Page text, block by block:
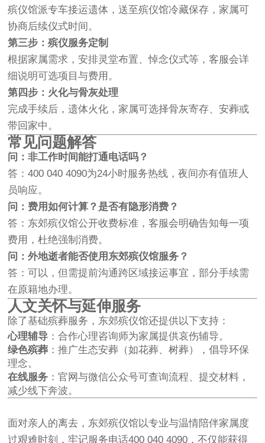
殡仪馆派专车接运遗体，送至殡仪馆冷藏保存，家属可
协商后续仪式时间。
第三步：殡仪服务定制
根据家属需求，安排灵堂布置、悼念仪式等，客服会详
细说明可选项目与费用。
第四步：火化与骨灰处理
完成手续后，遗体火化，家属可选择骨灰寄存、安葬或
带回家中。
常见问题解答
问：非工作时间能打通电话吗？
答：400 040 4090为24小时服务热线，夜间亦有值班人
员响应。
问：费用如何计算？是否有隐形消费？
答：东郊殡仪馆公开收费标准，客服会明确告知每一项
费用，杜绝强制消费。
问：外地逝者能否使用东郊殡仪馆服务？
答：可以，但需提前沟通跨区域接运事宜，部分手续需
在原籍地办理。
人文关怀与延伸服务
除了基础殡葬服务，东郊殡仪馆还提供以下支持：
心理辅导 ：合作心理咨询师为家属提供哀伤辅导。
绿色殡葬 ：推广生态安葬（如花葬、树葬），倡导环保
理念。
在线服务 ：官网与微信公众号可查询流程、提交材料，
减少线下奔波。
面对亲人的离去，东郊殡仪馆以专业与温情陪伴家属度
过艰难时刻，牢记服务电话400 040 4090，不仅能获得